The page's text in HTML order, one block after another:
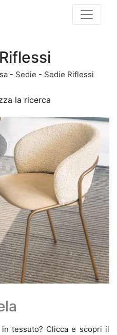
- Sedie - Sedie Riflessi
la ricerca
tessuto? Clicca e scopri il